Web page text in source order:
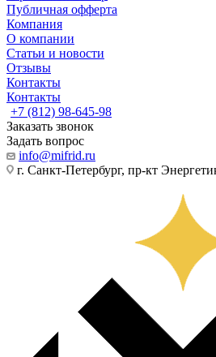
Публичная офферта
Компания
О компании
Статьи и новости
Отзывы
Контакты
Контакты
+7 (812) 98-645-98
Заказать звонок
Задать вопрос
info@mifrid.ru
г. Санкт-Петербург, пр-кт